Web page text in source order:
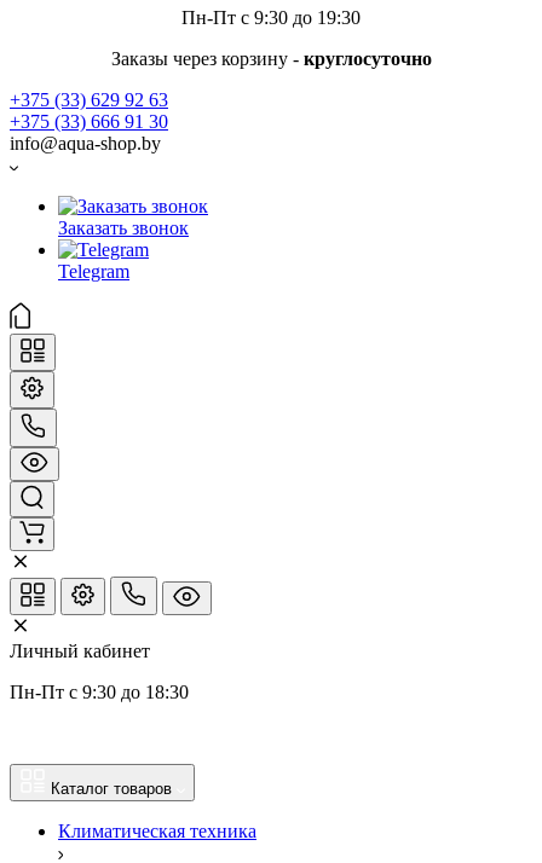
Пн-Пт с 9:30 до 19:30
Заказы через корзину - круглосуточно
+375 (33) 629 92 63
+375 (33) 666 91 30
info@aqua-shop.by
Заказать звонок
Telegram
Личный кабинет
Пн-Пт с 9:30 до 18:30
Каталог товаров
Климатическая техника